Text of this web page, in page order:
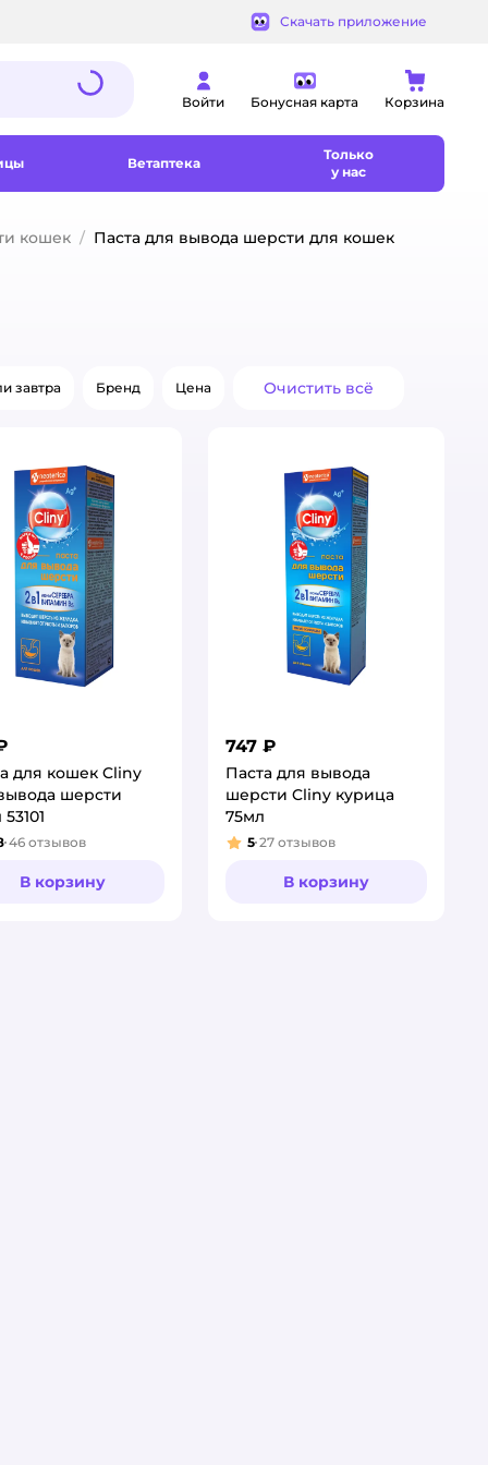
Скачать приложение
Войти Бонусная карта Корзина
Ветаптека
Только
у нас
кошек Паста для вывода шерсти для кошек
завтра Бренд Цена Очистить всё
для кошек Cliny
шерсти
46 отзывов
В корзину
747 ₽
Паста для вывода
шерсти Cliny курица
75мл
Рейтинг:
5 27 отзывов
В корзину